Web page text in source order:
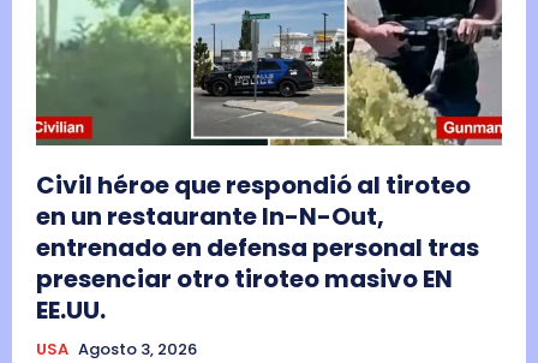
Civil héroe que respondió al tiroteo
en un restaurante In-N-Out,
entrenado en defensa personal tras
presenciar otro tiroteo masivo EN
EE.UU.
USA Agosto 3, 2026